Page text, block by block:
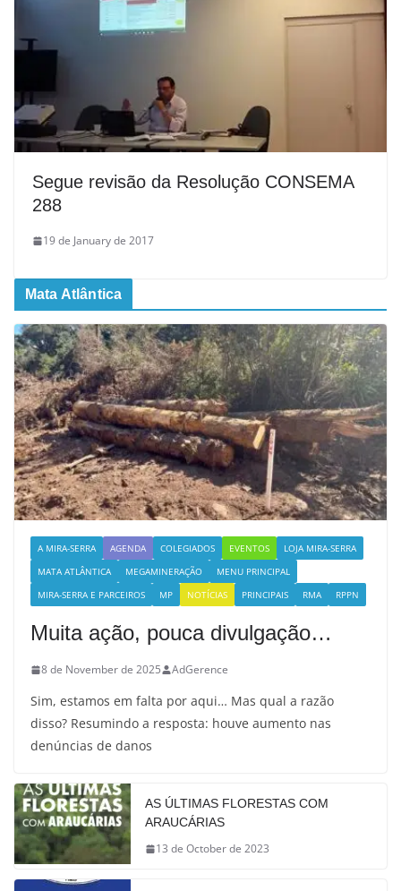
Segue revisão da Resolução CONSEMA
288
19 de January de 2017
Mata Atlântica
A MIRA-SERRA AGENDA COLEGIADOS EVENTOS
LOJA MIRA-SERRA
MATA ATLÂNTICA
MEGAMINERAÇÃO
MENU PRINCIPAL
MIRA-SERRA E PARCEIROS
MP NOTÍCIAS PRINCIPAIS RMA RPPN
Muita ação, pouca divulgação…
8 de November de 2025 AdGerence
Sim, estamos em falta por aqui… Mas qual a razão
disso? Resumindo a resposta: houve aumento nas
denúncias de danos
AS ÚLTIMAS FLORESTAS COM
ARAUCÁRIAS
13 de October de 2023